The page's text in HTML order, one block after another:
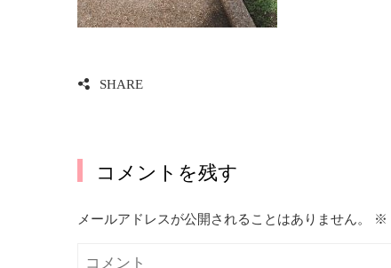
SHARE
コメントを残す
メールアドレスが公開されることはありません。 ※